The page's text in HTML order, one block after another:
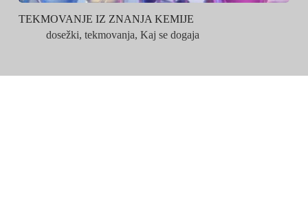
TEKMOVANJE IZ ZNANJA KEMIJE
dosežki, tekmovanja, Kaj se dogaja